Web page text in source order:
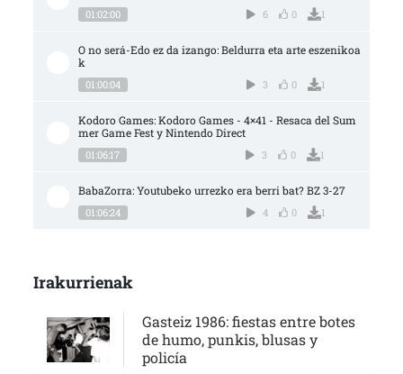
01:02:00 6 0 1
O no será-Edo ez da izango: Beldurra eta arte eszenikoa
k
01:00:04 3 0 1
Kodoro Games: Kodoro Games - 4×41 - Resaca del Sum
mer Game Fest y Nintendo Direct
01:06:17 3 0 1
BabaZorra: Youtubeko urrezko era berri bat? BZ 3-27
01:06:24 4 0 1
Irakurrienak
Gasteiz 1986: fiestas entre botes
de humo, punkis, blusas y
policía